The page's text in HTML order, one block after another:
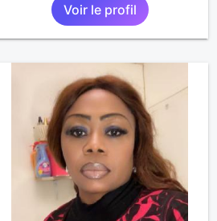
Voir le profil